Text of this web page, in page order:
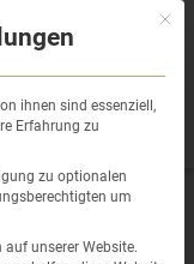
Mit
ihnen sind essenziell,
Erfahrung zu
zu optionalen
um
unserer Website.